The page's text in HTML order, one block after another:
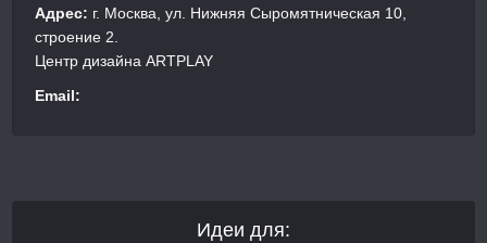
Адрес: г. Москва, ул. Нижняя Сыромятническая 10,
строение 2.
Центр дизайна ARTPLAY
Email:
Идеи для: